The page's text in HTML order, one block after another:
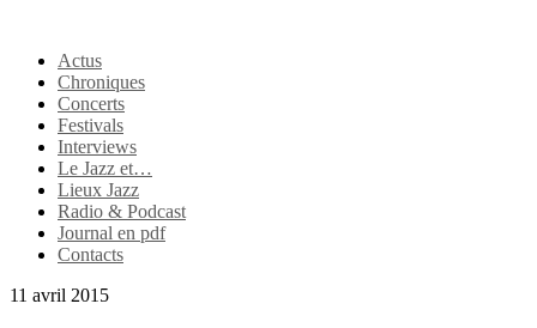
Actus
Chroniques
Concerts
Festivals
Interviews
Le Jazz et…
Lieux Jazz
Radio & Podcast
Journal en pdf
Contacts
11 avril 2015